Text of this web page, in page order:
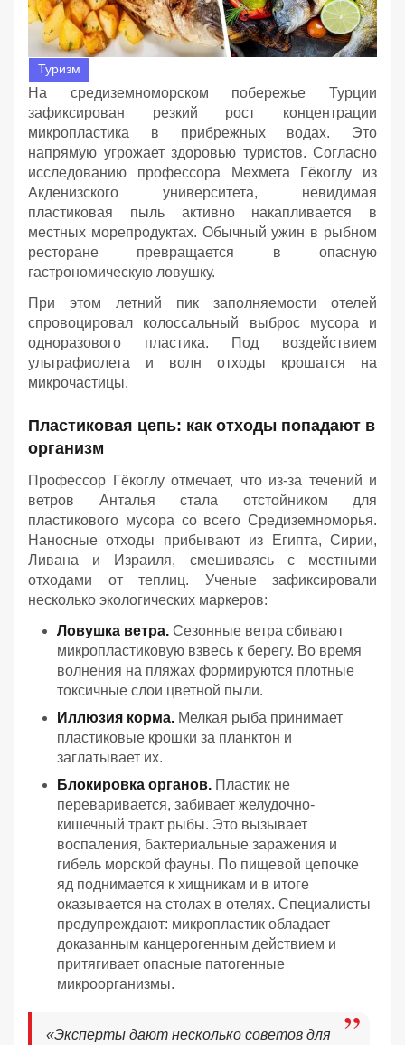
Туризм
На средиземноморском побережье Турции
зафиксирован резкий рост концентрации
микропластика в прибрежных водах. Это
напрямую угрожает здоровью туристов. Согласно
исследованию профессора Мехмета Гёкоглу из
Акденизского университета, невидимая
пластиковая пыль активно накапливается в
местных морепродуктах. Обычный ужин в рыбном
ресторане превращается в опасную
гастрономическую ловушку.
При этом летний пик заполняемости отелей
спровоцировал колоссальный выброс мусора и
одноразового пластика. Под воздействием
ультрафиолета и волн отходы крошатся на
микрочастицы.
Пластиковая цепь: как отходы попадают в
организм
Профессор Гёкоглу отмечает, что из-за течений и
ветров Анталья стала отстойником для
пластикового мусора со всего Средиземноморья.
Наносные отходы прибывают из Египта, Сирии,
Ливана и Израиля, смешиваясь с местными
отходами от теплиц. Ученые зафиксировали
несколько экологических маркеров:
Ловушка ветра. Сезонные ветра сбивают
микропластиковую взвесь к берегу. Во время
волнения на пляжах формируются плотные
токсичные слои цветной пыли.
Иллюзия корма. Мелкая рыба принимает
пластиковые крошки за планктон и
заглатывает их.
Блокировка органов. Пластик не
переваривается, забивает желудочно-
кишечный тракт рыбы. Это вызывает
воспаления, бактериальные заражения и
гибель морской фауны. По пищевой цепочке
яд поднимается к хищникам и в итоге
оказывается на столах в отелях. Специалисты
предупреждают: микропластик обладает
доказанным канцерогенным действием и
притягивает опасные патогенные
микроорганизмы.
«Эксперты дают несколько советов для